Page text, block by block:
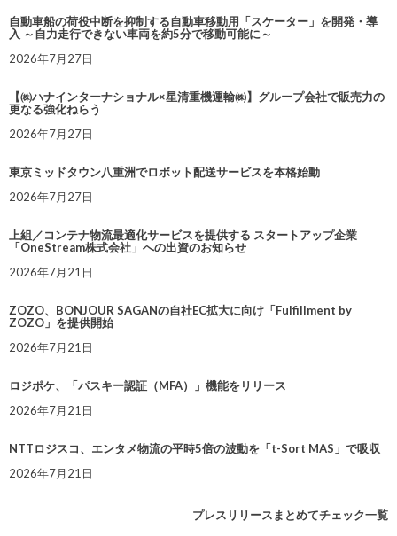
自動車船の荷役中断を抑制する自動車移動用「スケーター」を開発・導
入 ～自力走行できない車両を約5分で移動可能に～
2026年7月27日
【㈱ハナインターナショナル×星清重機運輸㈱】グループ会社で販売力の
更なる強化ねらう
2026年7月27日
東京ミッドタウン八重洲でロボット配送サービスを本格始動
2026年7月27日
上組／コンテナ物流最適化サービスを提供する スタートアップ企業
「OneStream株式会社」への出資のお知らせ
2026年7月21日
ZOZO、BONJOUR SAGANの自社EC拡大に向け「Fulfillment by
ZOZO」を提供開始
2026年7月21日
ロジポケ、「パスキー認証（MFA）」機能をリリース
2026年7月21日
NTTロジスコ、エンタメ物流の平時5倍の波動を「t-Sort MAS」で吸収
2026年7月21日
プレスリリースまとめてチェック一覧